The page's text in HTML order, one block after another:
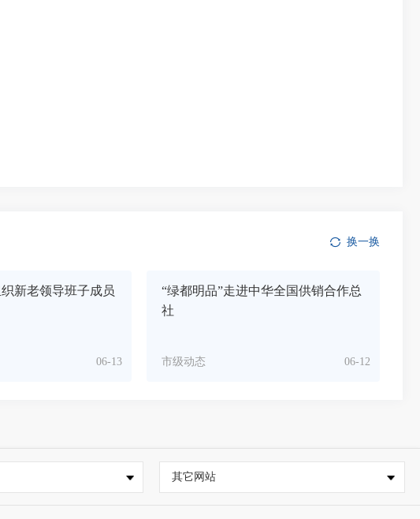
换一换
新老领导班子成员
06-13
“绿都明品”走进中华全国供销合作总
社
06-12
市级动态
其它网站